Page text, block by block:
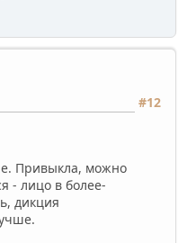
#12
Привыкла, можно
- лицо в более-
дикция